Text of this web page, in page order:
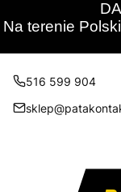
Na terenie
516 599 904